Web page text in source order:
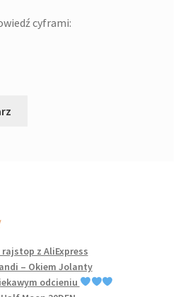
cyframi:
rajstop z AliExpress
– Okiem Jolanty
odcieniu